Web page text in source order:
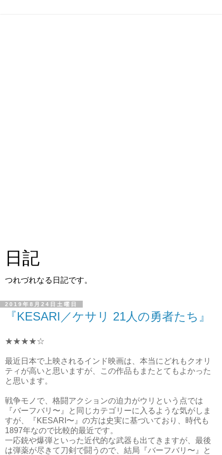
日記
つれづれなる日記です。
2019年8月24日土曜日
『KESARI／ケサリ 21人の勇者たち』
★★★★☆
最近日本で上映されるインド映画は、本当にどれもクオリ
ティが高いと思いますが、この作品もまたとてもよかった
と思います。
戦争モノで、格闘アクションの迫力がウリという点では
『バーフバリ〜』と同じカテゴリーに入るような気がしま
すが、『KESARI〜』の方は史実に基づいており、時代も
1897年なので比較的最近です。
一応銃や爆弾といった近代的な武器も出てきますが、最後
は弾薬が尽きて刀剣で闘うので、結局『バーフバリ〜』と